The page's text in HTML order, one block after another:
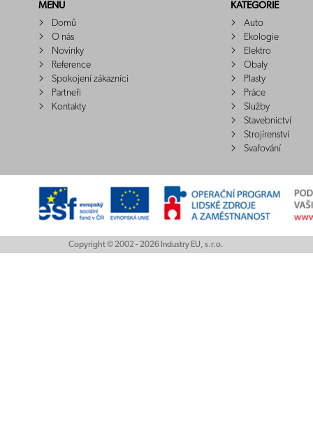
MENU
Domů
O nás
Novinky
Reference
Spokojení zákazníci
Partneři
Kontakty
KATEGORIE
Auto
Ekologie
Elektro
Obaly
Plasty
Práce
Služby
Stavebnictví
Strojírenství
Svařování
Copyright © 2002 - 2026 Industry EU, s.r.o.